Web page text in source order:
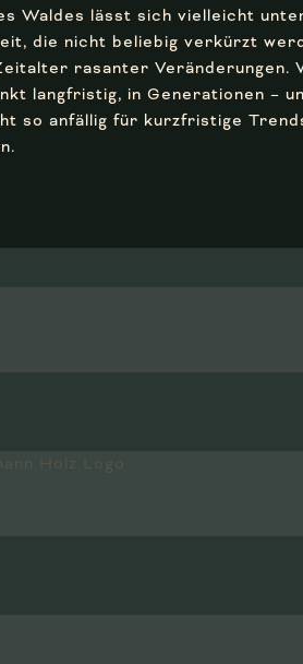
Waldes lässt sich vielleicht
die nicht beliebig verkürzt
rasanter Veränderungen.
langfristig, in Generationen –
so anfällig für kurzfristige